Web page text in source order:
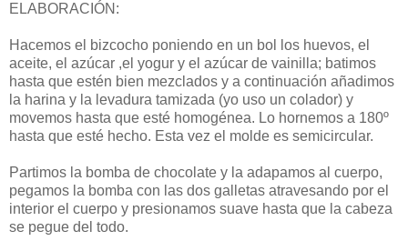
ELABORACIÓN:
Hacemos el bizcocho poniendo en un bol los huevos, el
aceite, el azúcar ,el yogur y el azúcar de vainilla; batimos
hasta que estén bien mezclados y a continuación añadimos
la harina y la levadura tamizada (yo uso un colador) y
movemos hasta que esté homogénea. Lo hornemos a 180º
hasta que esté hecho. Esta vez el molde es semicircular.
Partimos la bomba de chocolate y la adapamos al cuerpo,
pegamos la bomba con las dos galletas atravesando por el
interior el cuerpo y presionamos suave hasta que la cabeza
se pegue del todo.